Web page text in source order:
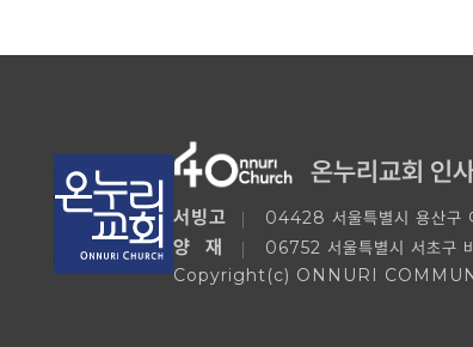
온누리교회 인
서빙고 04428 서울특별시 용산구
양 재 06752 서울특별시 서초구
Copyright(c) ONNURI